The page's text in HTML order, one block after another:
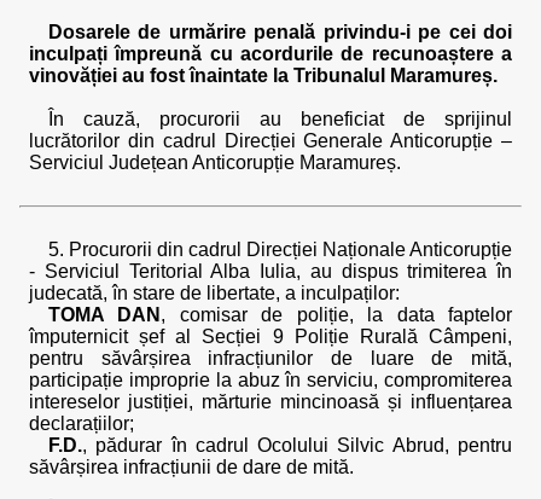
Dosarele de urmărire penală privindu-i pe cei doi
inculpați împreună cu acordurile de recunoaștere a
vinovăției au fost înaintate la Tribunalul Maramureș.
În cauză, procurorii au beneficiat de sprijinul
lucrătorilor din cadrul Direcției Generale Anticorupție –
Serviciul Județean Anticorupție Maramureș.
5. Procurorii din cadrul Direcției Naționale Anticorupție
- Serviciul Teritorial Alba Iulia, au dispus trimiterea în
judecată, în stare de libertate, a inculpaților:
TOMA DAN , comisar de poliție, la data faptelor
împuternicit șef al Secției 9 Poliție Rurală Câmpeni,
pentru săvârșirea infracțiunilor de luare de mită,
participație improprie la abuz în serviciu, compromiterea
intereselor justiției, mărturie mincinoasă și influențarea
declarațiilor;
F.D., pădurar în cadrul Ocolului Silvic Abrud, pentru
săvârșirea infracțiunii de dare de mită.